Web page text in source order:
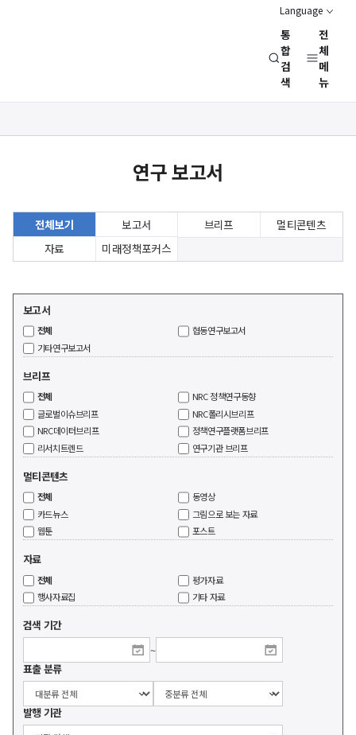
Language
(NRC)
통
합
검
색
전
체
메
뉴
연구 보고서
전체보기 보고서 브리프
멀티콘텐츠
자료
미래정책포커스
보고서
전체
협동연구보고서
기타연구보고서
브리프
전체
NRC 정책연구동향
글로벌이슈브리프
NRC폴리시브리프
NRC데이터브리프
정책연구플랫폼브리프
리서치트렌드
연구기관 브리프
멀티콘텐츠
전체
동영상
카드뉴스
그림으로 보는 자료
웹툰
포스트
자료
전체
평가자료
행사자료집
기타 자료
검색 기간
~
표출 분류
발행 기관